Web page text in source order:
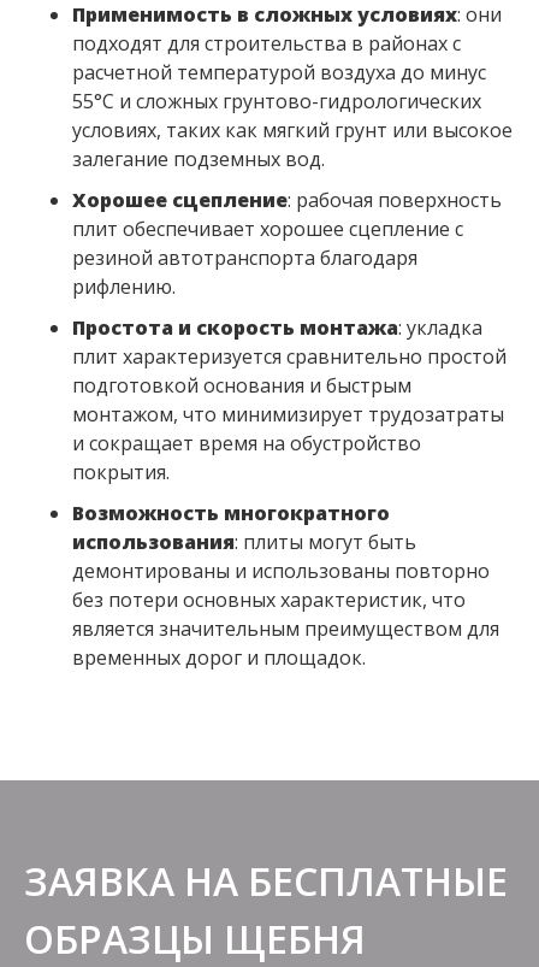
Применимость в сложных условиях: ​они
подходят для строительства в районах с
расчетной температурой воздуха до минус
55°C и сложных грунтово-гидрологических
условиях, таких как мягкий грунт или высокое
залегание подземных вод.
Хорошее сцепление: ​рабочая поверхность
плит обеспечивает хорошее сцепление с
резиной автотранспорта благодаря
рифлению.
Простота и скорость монтажа: ​укладка
плит характеризуется сравнительно простой
подготовкой основания и быстрым
монтажом, что минимизирует трудозатраты
и сокращает время на обустройство
покрытия.
Возможность многократного
использования: ​плиты могут быть
демонтированы и использованы повторно
без потери основных характеристик, что
является значительным преимуществом для
временных дорог и площадок.
ЗАЯВКА НА БЕСПЛАТНЫЕ
ОБРАЗЦЫ ЩЕБНЯ